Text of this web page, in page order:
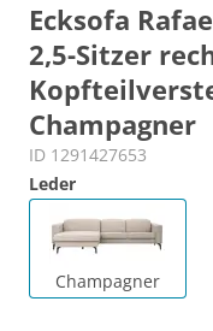
Ecksofa
2,5-Sitzer
Champagner
ID 1291427653
Leder
Champagner